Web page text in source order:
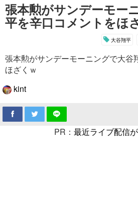
張本勲がサンデーモー
平を辛口コメントをほ
大谷翔平
張本勲がサンデーモーニングで大谷
ほざくｗ
kint
PR： 最近ライブ配信